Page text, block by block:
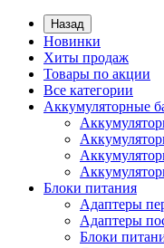
Назад
Новинки
Хиты продаж
Товары по акции
Все категории
Аккумуляторные
Блоки питания
Адаптеры
Адаптеры
Блоки